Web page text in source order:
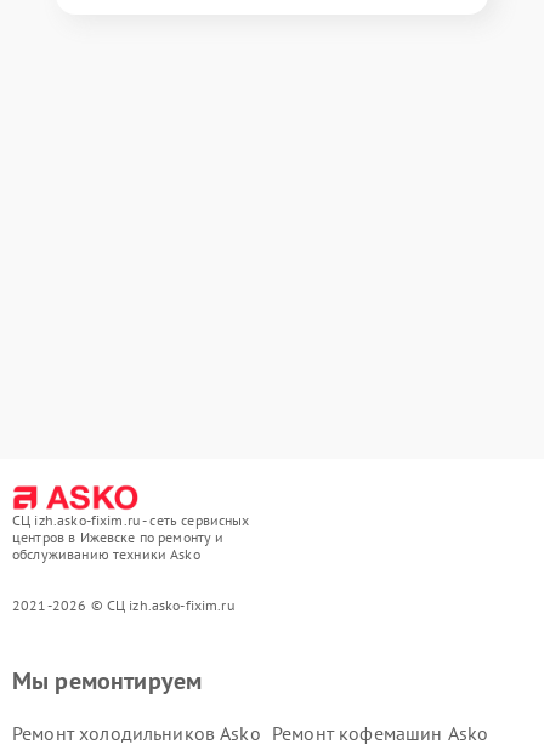
СЦ izh.asko-fixim.ru - сеть сервисных
центров в Ижевске по ремонту и
обслуживанию техники Asko
2021-2026 © СЦ izh.asko-fixim.ru
Мы ремонтируем
Ремонт холодильников Asko Ремонт кофемашин Asko